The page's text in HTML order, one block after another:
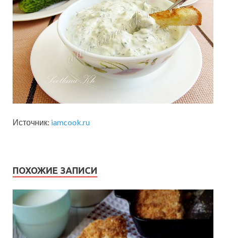
Источник: iamcook.ru
ПОХОЖИЕ ЗАПИСИ